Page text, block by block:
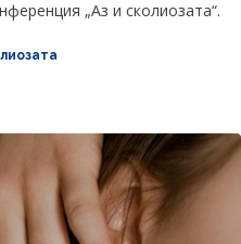
„Аз и сколиозата“.